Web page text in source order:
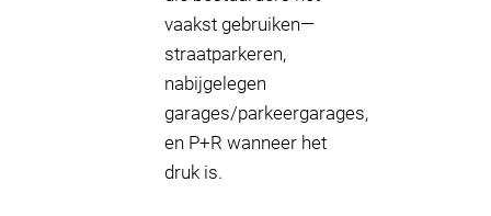
vaakst gebruiken—
straatparkeren,
nabijgelegen
garages/parkeergarages,
en P+R wanneer het
druk is.